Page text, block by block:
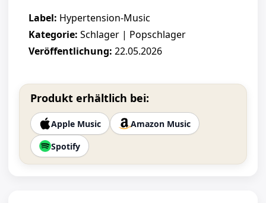
Label: Hypertension-Music
Kategorie: Schlager | Popschlager
Veröffentlichung: 22.05.2026
Produkt erhältlich bei:
Apple Music
Amazon Music
Spotify